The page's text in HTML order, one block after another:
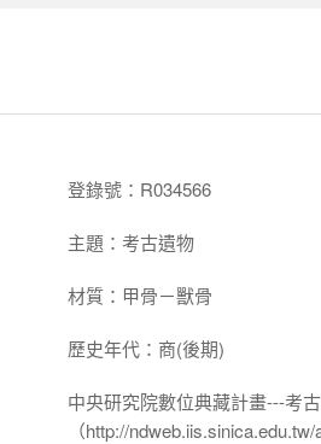
登錄號：R034566
主題：考古遺物
材質：甲骨－獸骨
歷史年代：商(後期)
中央研究院數位典藏計畫---考
（http://